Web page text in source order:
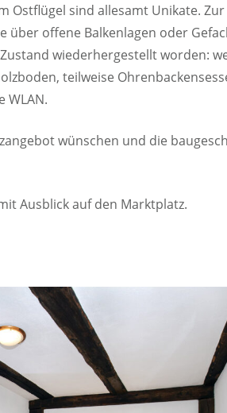
sind allesamt Unikate.
offene Balkenlagen oder
wiederhergestellt worden:
teilweise
WLAN.
wünschen und die
Ausblick auf den Marktplatz.